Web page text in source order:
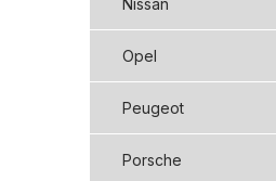
Nissan
Opel
Peugeot
Porsche